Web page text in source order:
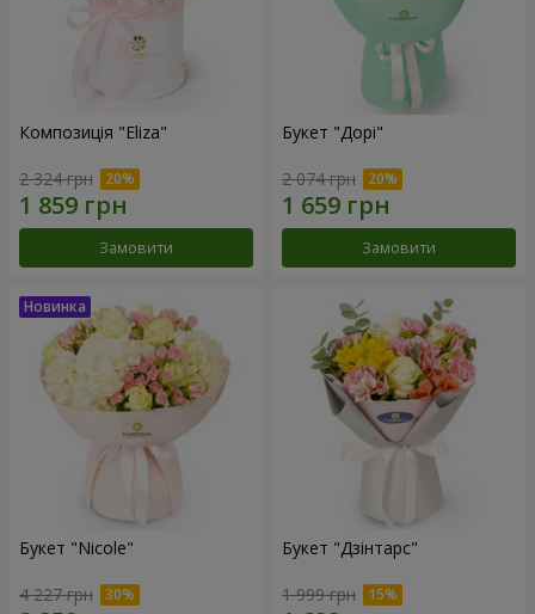
Композиція "Eliza"
2 324 грн
Замовити
Букет "Дорі"
2 074 грн
Замовити
Букет "Nicole"
4 227 грн
Букет "Дзінтарс"
1 999 грн